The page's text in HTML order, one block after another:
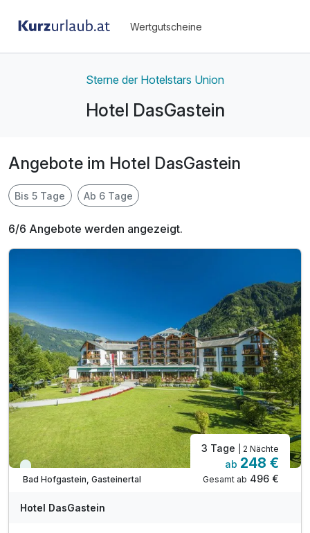
Wertgutscheine
Sterne der Hotelstars Union
Hotel DasGastein
Angebote im Hotel DasGastein
Bis 5 Tage Ab 6 Tage
6/6 Angebote werden angezeigt.
Viele Termine frei
Bad Hofgastein, Gasteinertal
3 Tage | 2 Nächte
ab 248 €
Gesamt ab 496 €
Hotel DasGastein